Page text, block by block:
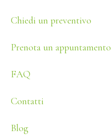
Chiedi un preventivo
Prenota un appuntamento
FAQ
Contatti
Blog